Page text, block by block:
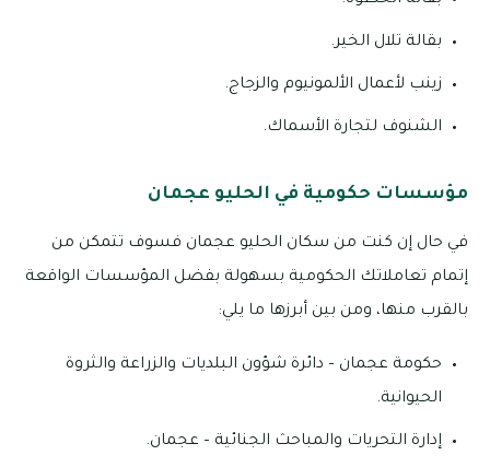
بقالة تلال الخير.
زينب لأعمال الألمونيوم والزجاج.
الشنوف لتجارة الأسماك.
مؤسسات حكومية في الحليو عجمان
في حال إن كنت من سكان الحليو عجمان فسوف تتمكن من
إتمام تعاملاتك الحكومية بسهولة بفضل المؤسسات الواقعة
بالقرب منها، ومن بين أبرزها ما يلي:
حكومة عجمان – دائرة شؤون البلديات والزراعة والثروة
الحيوانية.
إدارة التحريات والمباحث الجنائية – عجمان.